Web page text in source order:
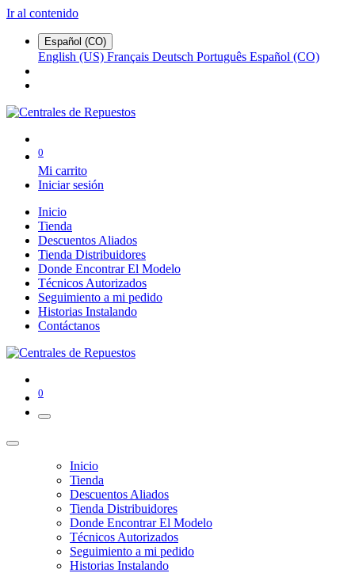
Ir al contenido
Español (CO)
English (US) Français Deutsch Português Español (CO)
0
Mi carrito
Iniciar sesión
Inicio
Tienda
Descuentos Aliados
Tienda Distribuidores
Donde Encontrar El Modelo
Técnicos Autorizados
Seguimiento a mi pedido
Historias Instalando
Contáctanos
0
Inicio
Tienda
Descuentos Aliados
Tienda Distribuidores
Donde Encontrar El Modelo
Técnicos Autorizados
Seguimiento a mi pedido
Historias Instalando